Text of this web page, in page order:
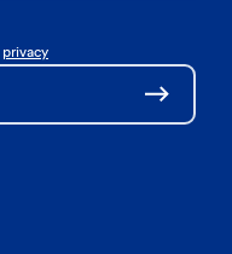
privacy